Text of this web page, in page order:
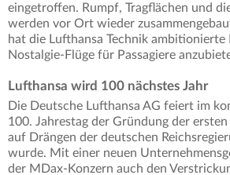
eingetroffen. Rumpf, Tragflächen und
werden vor Ort wieder
hat die Lufthansa Technik ambitionierte
Nostalgie-Flüge für Passagiere
Lufthansa wird 100 nächstes Jahr
Die Deutsche Lufthansa AG feiert im
100. Jahrestag der Gründung der
auf Drängen der deutschen
wurde. Mit einer neuen
der MDax-Konzern auch den